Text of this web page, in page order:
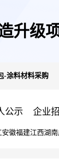
升级
-涂料材料采购
公示 企业
安徽福建江西湖南